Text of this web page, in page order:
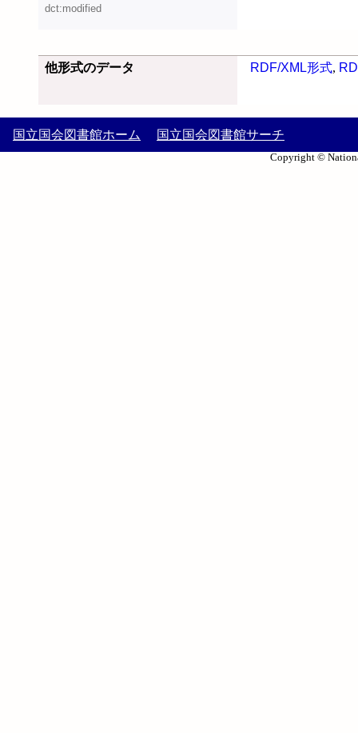
dct:modified
他形式のデータ RDF/XML形式,
国立国会図書館ホーム 国立国会図書館サーチ
Copyright ©